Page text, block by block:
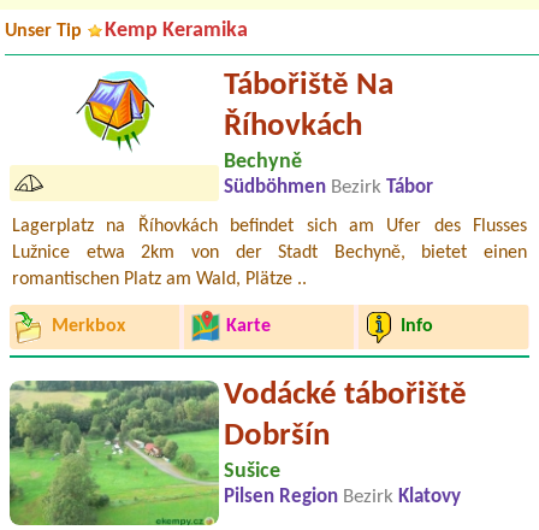
Unser Tip Kemp Keramika
Tábořiště Na
Říhovkách
Bechyně
Südböhmen Bezirk
Tábor
Lagerplatz na Říhovkách befindet sich am Ufer des Flusses
Lužnice etwa 2km von der Stadt Bechyně, bietet einen
romantischen Platz am Wald, Plätze ..
Merkbox Karte Info
Vodácké tábořiště
Dobršín
Sušice
Pilsen Region Bezirk Klatovy